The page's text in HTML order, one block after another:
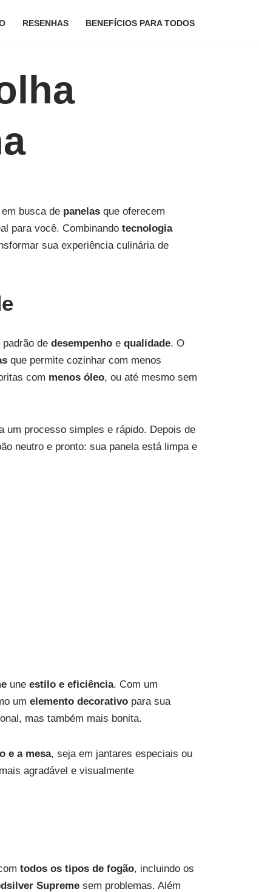
RESENHAS BENEFÍCIOS PARA TODOS
busca de panelas que oferecem
para você. Combinando tecnologia
sua experiência culinária de
de desempenho e qualidade. O
que permite cozinhar com menos
com menos óleo, ou até mesmo sem
um processo simples e rápido. Depois de
neutro e pronto: sua panela está limpa e
une estilo e eficiência. Com um
um elemento decorativo para sua
mas também mais bonita.
e a mesa, seja em jantares especiais ou
agradável e visualmente
todos os tipos de fogão, incluindo os
Supreme sem problemas. Além